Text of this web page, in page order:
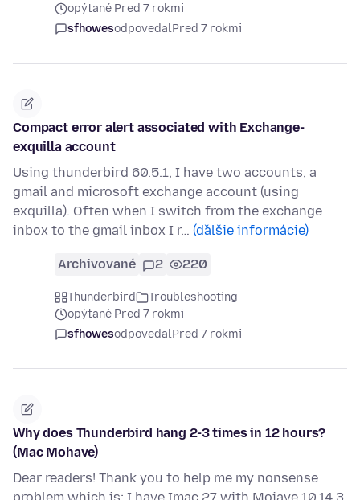
opýtané Pred 7 rokmi
sfhowesodpovedalPred 7 rokmi
Compact error alert associated with Exchange-
exquilla account
Using thunderbird 60.5.1, I have two accounts, a
gmail and microsoft exchange account (using
exquilla). Often when I switch from the exchange
inbox to the gmail inbox I r… (ďalšie informácie)
Archivované 2 220
Thunderbird
Troubleshooting
opýtané Pred 7 rokmi
sfhowesodpovedalPred 7 rokmi
Why does Thunderbird hang 2-3 times in 12 hours?
(Mac Mohave)
Dear readers! Thank you to help me my nonsense